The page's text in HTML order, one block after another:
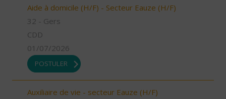
Aide à domicile (H/F) - Secteur Eauze (H/F)
32 - Gers
CDD
01/07/2026
POSTULER
Auxiliaire de vie - secteur Eauze (H/F)